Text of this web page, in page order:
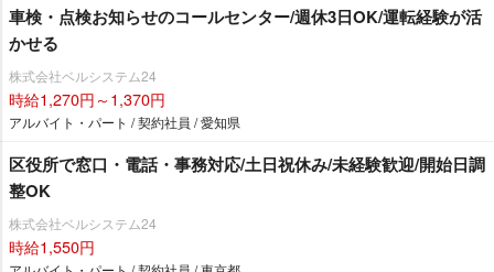
車検・点検お知らせのコールセンター/週休3日OK/運転経験が活
かせる
株式会社ベルシステム24
時給1,270円～1,370円
アルバイト・パート / 契約社員 / 愛知県
区役所で窓口・電話・事務対応/土日祝休み/未経験歓迎/開始日調
整OK
株式会社ベルシステム24
時給1,550円